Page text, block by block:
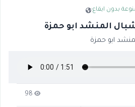
بدون ايقاع·
المنشد ابو حمزة
ابو حمزة
98